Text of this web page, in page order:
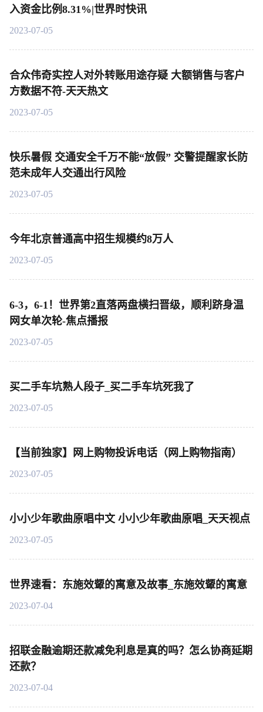
入资金比例8.31%|世界时快讯
2023-07-05
合众伟奇实控人对外转账用途存疑 大额销售与客户
方数据不符-天天热文
2023-07-05
快乐暑假 交通安全千万不能“放假” 交警提醒家长防
范未成年人交通出行风险
2023-07-05
今年北京普通高中招生规模约8万人
2023-07-05
6-3，6-1！世界第2直落两盘横扫晋级，顺利跻身温
网女单次轮-焦点播报
2023-07-05
买二手车坑熟人段子_买二手车坑死我了
2023-07-05
【当前独家】网上购物投诉电话（网上购物指南）
2023-07-05
小小少年歌曲原唱中文 小小少年歌曲原唱_天天视点
2023-07-05
世界速看：东施效颦的寓意及故事_东施效颦的寓意
2023-07-04
招联金融逾期还款减免利息是真的吗？怎么协商延期
还款？
2023-07-04